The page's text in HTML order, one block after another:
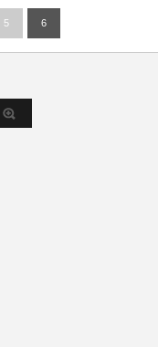
5 6